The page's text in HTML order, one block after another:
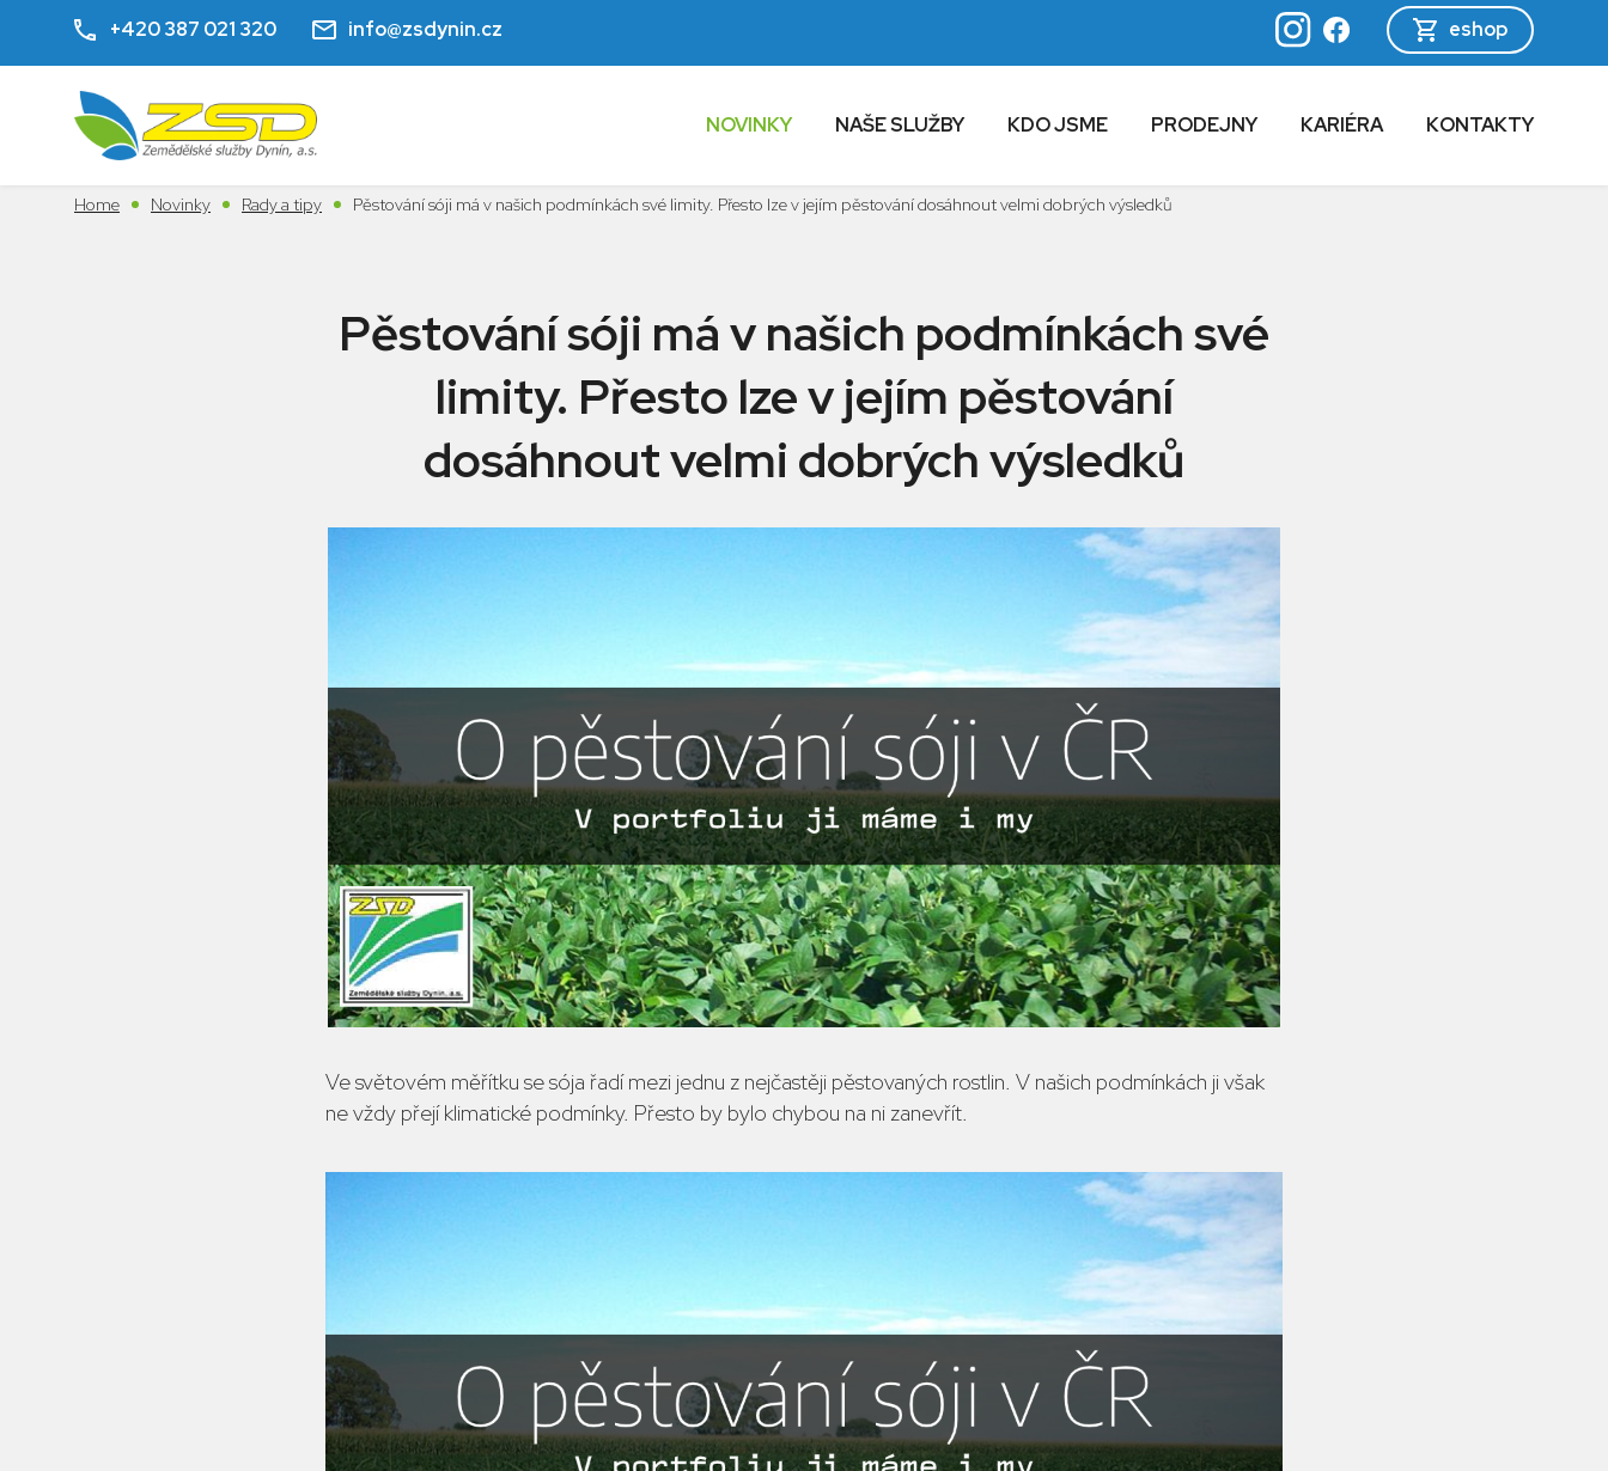
+420 387 021 320 info@zsdynin.cz eshop
NOVINKY NAŠE SLUŽBY KDO JSME PRODEJNY KARIÉRA KONTAKTY
Home Novinky Rady a tipy Pěstování sóji má v našich podmínkách své limity. Přesto lze v jejím pěstování dosáhnout velmi dobrých výsledků
Pěstování sóji má v našich podmínkách své
limity. Přesto lze v jejím pěstování
dosáhnout velmi dobrých výsledků
Ve světovém měřítku se sója řadí mezi jednu z nejčastěji pěstovaných rostlin. V našich podmínkách ji však
ne vždy přejí klimatické podmínky. Přesto by bylo chybou na ni zanevřít.